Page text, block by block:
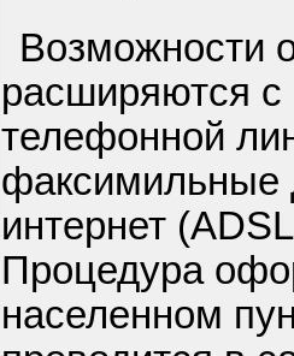
Возможности
расширяются
телефонной
факсимильные
интернет
Процедура
населенном